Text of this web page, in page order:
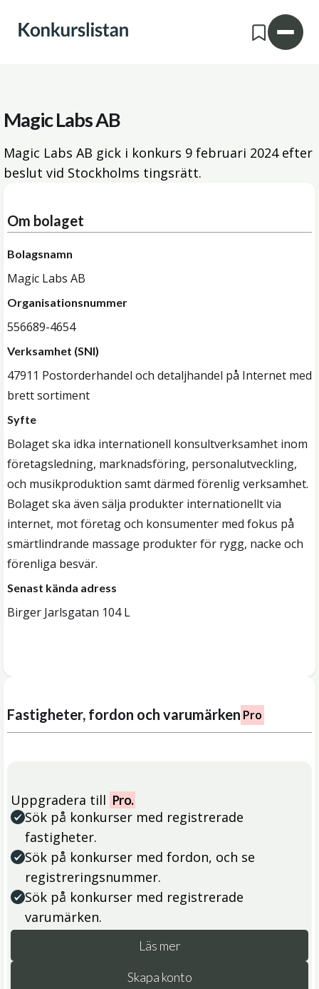
Magic Labs AB
Magic Labs AB gick i konkurs 9 februari 2024efter
beslut vid Stockholms tingsrätt.
Om bolaget
Bolagsnamn
Magic Labs AB
Organisationsnummer
556689-4654
Verksamhet (SNI)
47911 Postorderhandel och detaljhandel på Internet med
brett sortiment
Syfte
Bolaget ska idka internationell konsultverksamhet inom
företagsledning, marknadsföring, personalutveckling,
och musikproduktion samt därmed förenlig verksamhet.
Bolaget ska även sälja produkter internationellt via
internet, mot företag och konsumenter med fokus på
smärtlindrande massage produkter för rygg, nacke och
förenliga besvär.
Senast kända adress
Birger Jarlsgatan 104 L
Fastigheter, fordon och varumärken Pro
Uppgradera till Pro.
Sök på konkurser med registrerade
fastigheter.
Sök på konkurser med fordon, och se
registreringsnummer.
Sök på konkurser med registrerade
varumärken.
Läs mer
Skapa konto